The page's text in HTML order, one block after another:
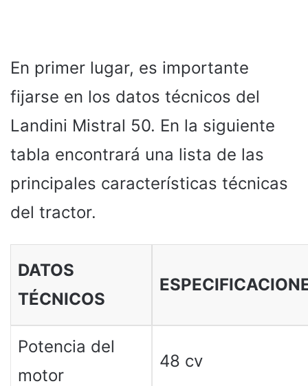
En primer lugar, es importante
fijarse en los datos técnicos del
Landini Mistral 50. En la siguiente
tabla encontrará una lista de las
principales características técnicas
del tractor.
DATOS
TÉCNICOS
Potencia del
motor
48 cv